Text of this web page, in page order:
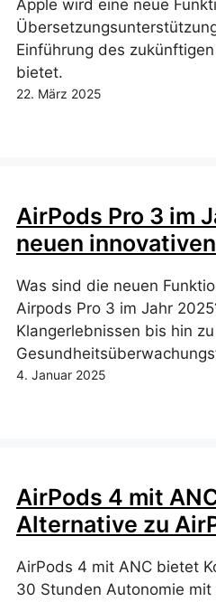
Apple wird eine neue
Einführung des
bietet.
22. März 2025
AirPods Pro 3 im
neuen
Was sind die neuen
Airpods Pro 3 im Jahr
Klangerlebnissen bis hin zu
4. Januar 2025
AirPods 4 mit
Alternative zu
AirPods 4 mit ANC bietet
30 Stunden Autonomie